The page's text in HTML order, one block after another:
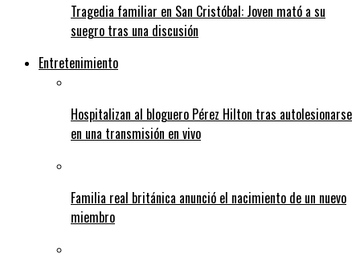
Tragedia familiar en San Cristóbal: Joven mató a su
suegro tras una discusión
Entretenimiento
Hospitalizan al bloguero Pérez Hilton tras autolesionarse
en una transmisión en vivo
Familia real británica anunció el nacimiento de un nuevo
miembro